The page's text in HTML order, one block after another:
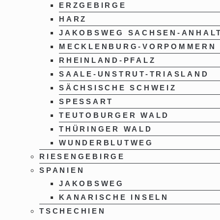
ERZGEBIRGE
HARZ
JAKOBSWEG SACHSEN-
MECKLENBURG-VORPOMMERN
RHEINLAND-PFALZ
SAALE-UNSTRUT-TRIASLAND
SÄCHSISCHE SCHWEIZ
SPESSART
TEUTOBURGER WALD
THÜRINGER WALD
WUNDERBLUTWEG
RIESENGEBIRGE
SPANIEN
JAKOBSWEG
KANARISCHE INSELN
TSCHECHIEN